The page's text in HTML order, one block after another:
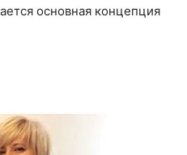
основная концепция